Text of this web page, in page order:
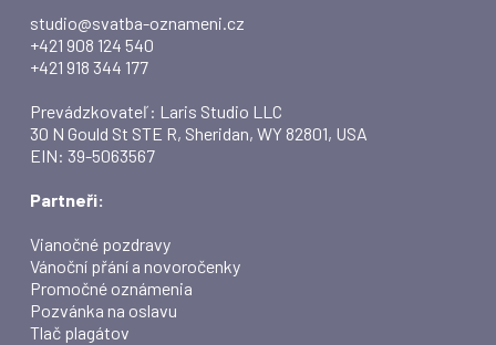
studio@svatba-oznameni.cz
+421 908 124 540
+421 918 344 177
Prevádzkovateľ: Laris Studio LLC
30 N Gould St STE R, Sheridan, WY 82801, USA
EIN: 39-5063567
Partneři:
Vianočné pozdravy
Vánoční přání a novoročenky
Promočné oznámenia
Pozvánka na oslavu
Tlač plagátov